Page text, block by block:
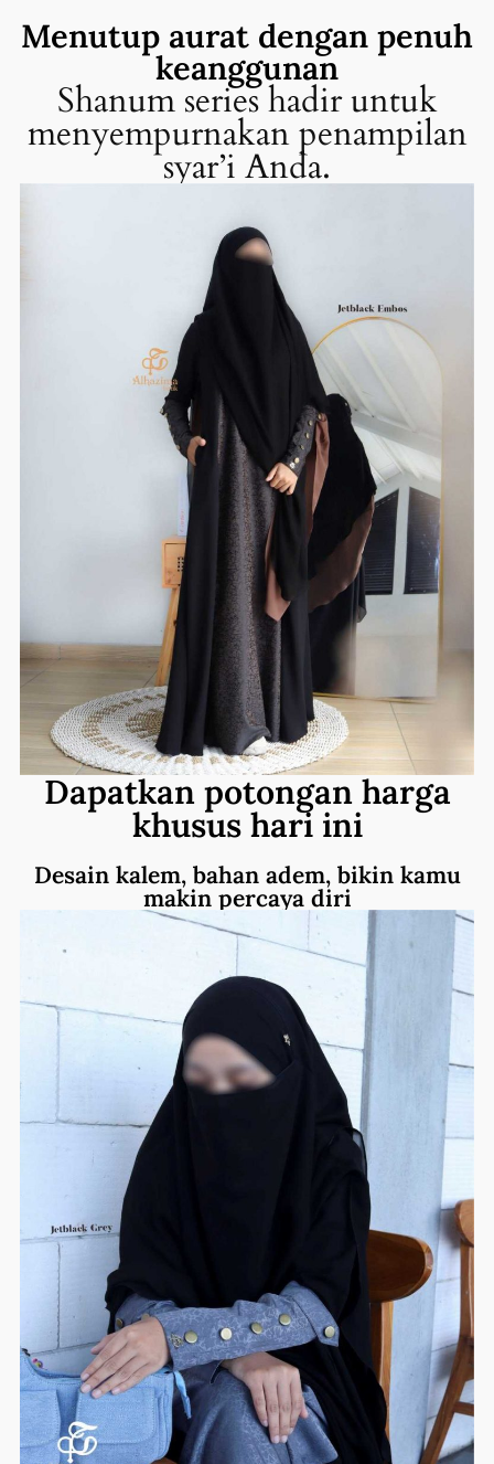
Menutup aurat dengan penuh
keanggunan
Shanum series hadir untuk
menyempurnakan penampilan
syar’i Anda.
Dapatkan potongan harga
khusus hari ini
Desain kalem, bahan adem, bikin kamu
makin percaya diri